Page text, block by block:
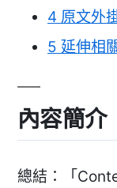
4 原文外
5 延伸相
內容簡介
總結：「